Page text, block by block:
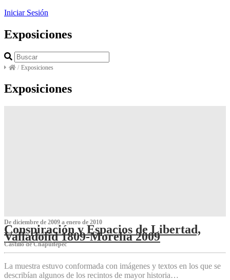
Iniciar Sesión
Exposiciones
/ Exposiciones
Exposiciones
De diciembre de 2009 a enero de 2010
Conspiración y Espacios de Libertad,
Valladolid 1809-Morelia 2009
Castillo de Chapultepec
La muestra estuvo conformada con imágenes y textos en los que se
describían algunos de los recintos de mayor historia…